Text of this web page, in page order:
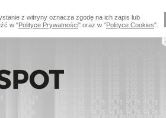
z witryny oznacza zgodę na ich zapis lub
w "Polityce Prywatności" oraz w "Polityce Cookies".